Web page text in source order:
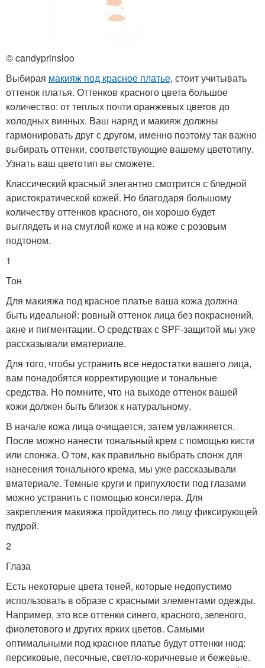
© candyprinsloo
Выбирая макияж под красное платье, стоит учитывать
оттенок платья. Оттенков красного цвета большое
количество: от теплых почти оранжевых цветов до
холодных винных. Ваш наряд и макияж должны
гармонировать друг с другом, именно поэтому так важно
выбирать оттенки, соответствующие вашему цветотипу.
Узнать ваш цветотип вы сможете.
Классический красный элегантно смотрится с бледной
аристократической кожей. Но благодаря большому
количеству оттенков красного, он хорошо будет
выглядеть и на смуглой коже и на коже с розовым
подтоном.
1
Тон
Для макияжа под красное платье ваша кожа должна
быть идеальной: ровный оттенок лица без покраснений,
акне и пигментации. О средствах с SPF-защитой мы уже
рассказывали вматериале.
Для того, чтобы устранить все недостатки вашего лица,
вам понадобятся корректирующие и тональные
средства. Но помните, что на выходе оттенок вашей
кожи должен быть близок к натуральному.
В начале кожа лица очищается, затем увлажняется.
После можно нанести тональный крем с помощью кисти
или спонжа. О том, как правильно выбрать спонж для
нанесения тонального крема, мы уже рассказывали
вматериале. Темные круги и припухлости под глазами
можно устранить с помощью консилера. Для
закрепления макияжа пройдитесь по лицу фиксирующей
пудрой.
2
Глаза
Есть некоторые цвета теней, которые недопустимо
использовать в образе с красными элементами одежды.
Например, это все оттенки синего, красного, зеленого,
фиолетового и других ярких цветов. Самыми
оптимальными под красное платье будут оттенки нюд:
персиковые, песочные, светло-коричневые и бежевые.